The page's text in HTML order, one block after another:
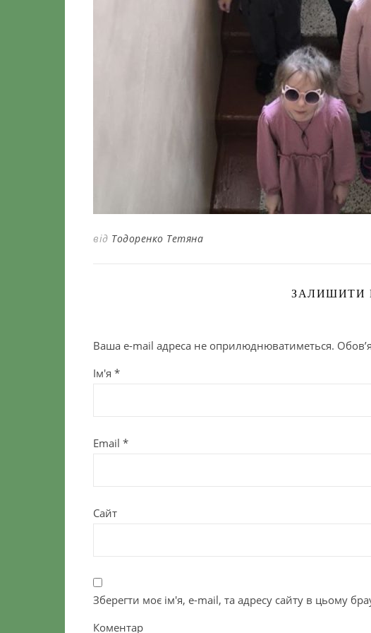
від Тодоренко Тетяна
ЗАЛИШИТИ
Ваша e-mail адреса не оприлюднюватиметься.
Ім'я *
Email *
Сайт
Зберегти моє ім'я, e-mail, та адресу сайту в цьому
Коментар